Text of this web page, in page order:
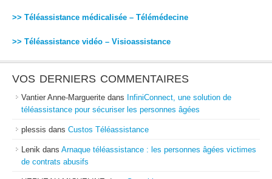
>> Téléassistance médicalisée – Télémédecine
>> Téléassistance vidéo – Visioassistance
VOS DERNIERS COMMENTAIRES
Vantier Anne-Marguerite dans InfiniConnect, une solution de
téléassistance pour sécuriser les personnes âgées
plessis dans Custos Téléassistance
Lenik dans Arnaque téléassistance : les personnes âgées victimes
de contrats abusifs